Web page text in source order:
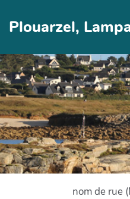
Plouarzel,
nom de rue